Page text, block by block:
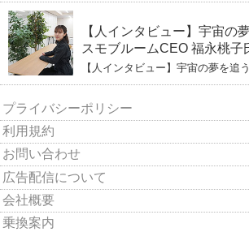
【人インタビュー】宇宙の
スモブルームCEO 福永桃子
（下）
【人インタビュー】宇宙の夢を追
ムCEO 福永桃子氏インタビュー（
プライバシーポリシー
利用規約
お問い合わせ
広告配信について
会社概要
乗換案内